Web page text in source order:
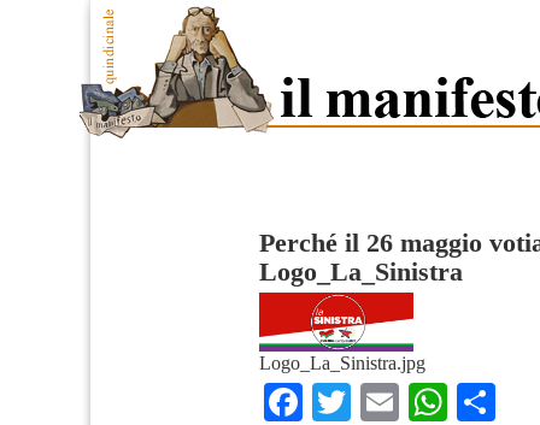
Perché il 26 maggio
Logo_La_Sinistra
Logo_La_Sinistra.jpg
Facebook
Twitter
Email